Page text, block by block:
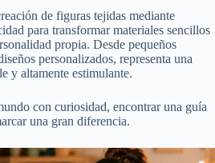
de figuras tejidas mediante
para transformar materiales sencillos
propia. Desde pequeños
personalizados, representa una
y altamente estimulante.
con curiosidad, encontrar una guía
una gran diferencia.